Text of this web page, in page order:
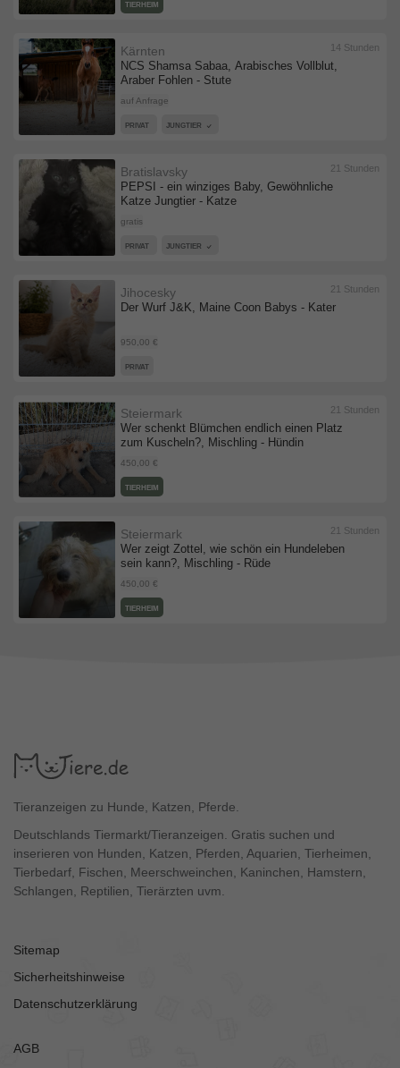
TIERHEIM
NCS Shamsa Sabaa, Arabisches Vollblut,
Araber Fohlen - Stute
Kärnten
auf Anfrage
14 Stunden
PRIVAT JUNGTIER
PEPSI - ein winziges Baby, Gewöhnliche
Katze Jungtier - Katze
Bratislavsky
gratis
21 Stunden
PRIVAT JUNGTIER
Der Wurf J&K, Maine Coon Babys - Kater
Jihocesky
950,00 €
21 Stunden
PRIVAT
Wer schenkt Blümchen endlich einen Platz
zum Kuscheln?, Mischling - Hündin
Steiermark
450,00 €
21 Stunden
TIERHEIM
Wer zeigt Zottel, wie schön ein Hundeleben
sein kann?, Mischling - Rüde
Steiermark
450,00 €
21 Stunden
TIERHEIM
Tieranzeigen zu Hunde, Katzen, Pferde.
Deutschlands Tiermarkt/Tieranzeigen. Gratis suchen und
inserieren von Hunden, Katzen, Pferden, Aquarien, Tierheimen,
Tierbedarf, Fischen, Meerschweinchen, Kaninchen, Hamstern,
Schlangen, Reptilien, Tierärzten uvm.
Sitemap
Sicherheitshinweise
Datenschutzerklärung
AGB